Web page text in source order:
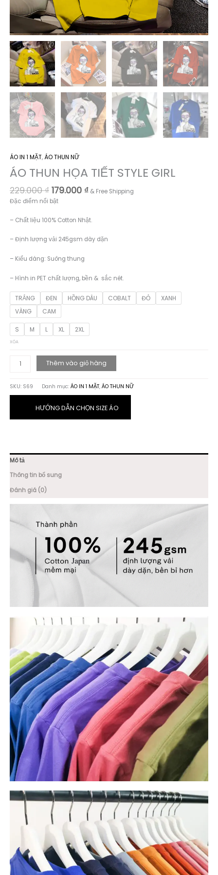
ÁO IN 1 MẶT, ÁO THUN NỮ
ÁO THUN HỌA TIẾT STYLE GIRL
229.000₫ Giá
gốc
là:
229.000 ₫.
179.000 ₫Giá
là:
& Free Shipping
Đặc điểm nổi bật
– Chất liệu 100% Cotton Nhật.
– Định lượng vải 245gsm dày dặn
– Kiểu dáng: Suông thung
– Hình in PET chất lượng, bền & sắc nét.
TRẮNG ĐEN HỒNG DÂU COBALT ĐỎ
XANH
VÀNG
CAM
S M L XL 2XL
XÓA
TIẾT
STYLE
Thêm vào giỏ hàng
SKU: S69 Danh mục: ÁO IN 1 MẶT, ÁO THUN NỮ
HƯỚNG DẪN CHỌN SIZE ÁO
Mô tả
Thông tin bổ sung
Đánh giá (0)